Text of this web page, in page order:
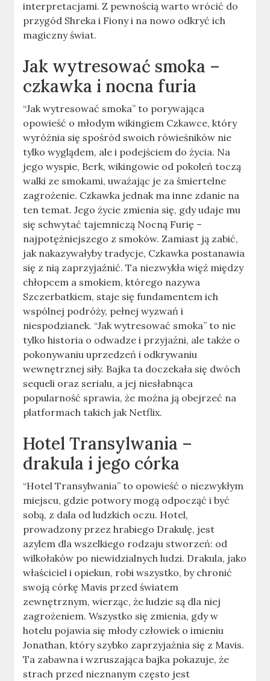
interpretacjami. Z pewnością warto wrócić do
przygód Shreka i Fiony i na nowo odkryć ich
magiczny świat.
Jak wytresować smoka –
czkawka i nocna furia
“Jak wytresować smoka” to porywająca
opowieść o młodym wikingiem Czkawce, który
wyróżnia się spośród swoich rówieśników nie
tylko wyglądem, ale i podejściem do życia. Na
jego wyspie, Berk, wikingowie od pokoleń toczą
walki ze smokami, uważając je za śmiertelne
zagrożenie. Czkawka jednak ma inne zdanie na
ten temat. Jego życie zmienia się, gdy udaje mu
się schwytać tajemniczą Nocną Furię –
najpotężniejszego z smoków. Zamiast ją zabić,
jak nakazywałyby tradycje, Czkawka postanawia
się z nią zaprzyjaźnić. Ta niezwykła więź między
chłopcem a smokiem, którego nazywa
Szczerbatkiem, staje się fundamentem ich
wspólnej podróży, pełnej wyzwań i
niespodzianek. “Jak wytresować smoka” to nie
tylko historia o odwadze i przyjaźni, ale także o
pokonywaniu uprzedzeń i odkrywaniu
wewnętrznej siły. Bajka ta doczekała się dwóch
sequeli oraz serialu, a jej niesłabnąca
popularność sprawia, że można ją obejrzeć na
platformach takich jak Netflix.
Hotel Transylwania –
drakula i jego córka
“Hotel Transylwania” to opowieść o niezwykłym
miejscu, gdzie potwory mogą odpocząć i być
sobą, z dala od ludzkich oczu. Hotel,
prowadzony przez hrabiego Drakulę, jest
azylem dla wszelkiego rodzaju stworzeń: od
wilkołaków po niewidzialnych ludzi. Drakula, jako
właściciel i opiekun, robi wszystko, by chronić
swoją córkę Mavis przed światem
zewnętrznym, wierząc, że ludzie są dla niej
zagrożeniem. Wszystko się zmienia, gdy w
hotelu pojawia się młody człowiek o imieniu
Jonathan, który szybko zaprzyjaźnia się z Mavis.
Ta zabawna i wzruszająca bajka pokazuje, że
strach przed nieznanym często jest